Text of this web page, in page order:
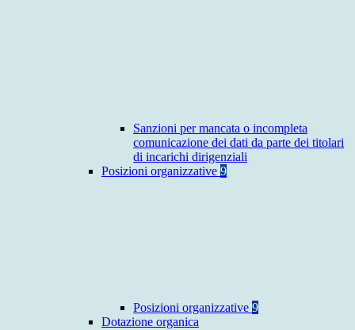
Sanzioni per mancata o incompleta
comunicazione dei dati da parte dei titolari
di incarichi dirigenziali
Posizioni organizzative 9
Posizioni organizzative 9
Dotazione organica